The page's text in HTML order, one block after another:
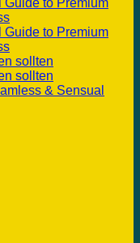
Guide to Premium
sollten
sollten
& Sensual